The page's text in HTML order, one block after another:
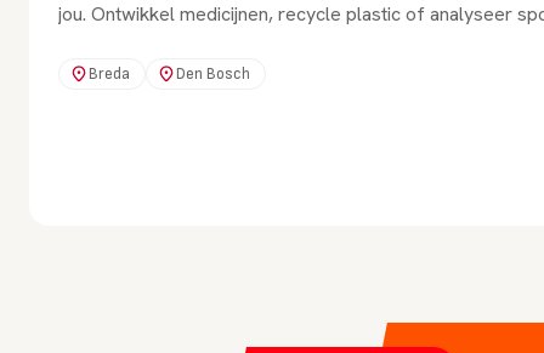
jou. Ontwikkel medicijnen, recycle plastic of analyseer
Breda Den Bosch